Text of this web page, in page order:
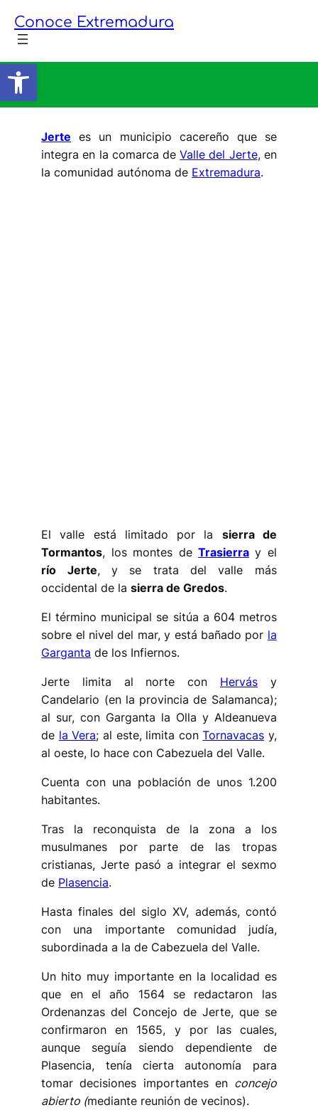
Abrir barra de herramientas
contenido
Conoce Extremadura
Jerte es un municipio cacereño que se
integra en la comarca deValle del Jerte, en
la comunidad autónoma de Extremadura.
El valle está limitado por la sierra de
Tormantos, los montes de Trasierray el
río Jerte, y se trata del valle más
occidental de lasierra de Gredos.
El término municipal se sitúa a 604 metros
sobre el nivel del mar, y está bañado por la
Garganta de los Infiernos.
Jerte limita al norte con Hervás y
Candelario (en la provincia de Salamanca);
al sur, con Garganta la Olla y Aldeanueva
de la Vera; al este, limita conTornavacas y,
al oeste, lo hace con Cabezuela del Valle.
Cuenta con una población de unos 1.200
habitantes.
Tras la reconquista de la zona a los
musulmanes por parte de las tropas
cristianas, Jerte pasó a integrar el sexmo
de Plasencia.
Hasta finales del siglo XV, además, contó
con una importante comunidad judía,
subordinada a la de Cabezuela del Valle.
Un hito muy importante en la localidad es
que en el año 1564 se redactaron las
Ordenanzas del Concejo de Jerte, que se
confirmaron en 1565, y por las cuales,
aunque seguía siendo dependiente de
Plasencia, tenía cierta autonomía para
tomar decisiones importantes en concejo
abierto (mediante reunión de vecinos).